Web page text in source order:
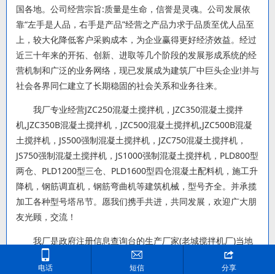
国各地。公司经营宗旨:质量是生命，信誉是灵魂。公司发展依
靠“左手是人品，右手是产品”经营之产品力求于品质至优人品至
上，较大化降低客户采购成本，为企业赢得更好经济效益。经过
近三十年来的开拓、创新、进取等几个阶段的发展形成系统的经
营机制和广泛的业务网络，现已发展成为建筑厂中巨头企业!并与
社会各界同仁建立了长期稳固的社会关系和业务往来。
我厂专业经营JZC250混凝土搅拌机，JZC350混凝土搅拌
机,JZC350B混凝土搅拌机，JZC500混凝土搅拌机,JZC500B混凝
土搅拌机，JS500强制混凝土搅拌机，JZC750混凝土搅拌机，
JS750强制混凝土搅拌机，JS1000强制混凝土搅拌机，PLD800型
两仓、PLD1200型三仓、PLD1600型四仓混凝土配料机，施工升
降机，钢筋调直机，钢筋弯曲机等建筑机械，型号齐全。并承揽
加工各种型号塔吊节。愿我们携手共进，共同发展，欢迎广大朋
友光顾，交流！
我厂是政府注册信息查询台的生产厂家(老城搅拌机厂)当地
114可查询

电话

短信

分享